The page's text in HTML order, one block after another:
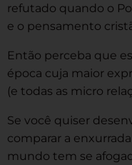
refutado quando o
e o pensamento
Então perceba que
época cuja maior
(e todas as micro
Se você quiser
comparar a
mundo tem se